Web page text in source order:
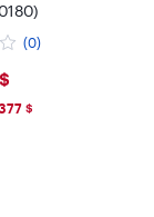
(0)
$